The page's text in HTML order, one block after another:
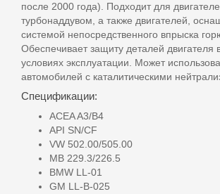
после 2000 года). Подходит для
турбонаддувом, а также двигателей,
системой непосредственного впрыска
Обеспечивает защиту деталей двигателя
условиях эксплуатации. Может
автомобилей с каталитическими
Спецификации:
ACEA A3/B4
API SN/CF
VW 502.00/505.00
MB 229.3/226.5
BMW LL-01
GM LL-B-025